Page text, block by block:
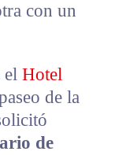
con un
el Hotel
de la
de